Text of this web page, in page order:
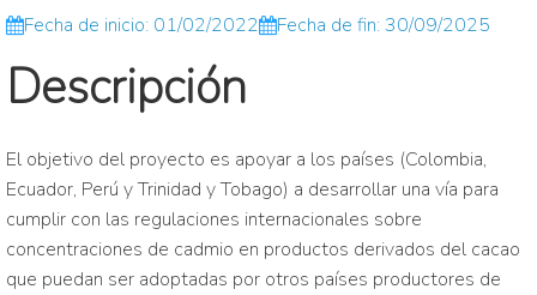
Fecha de inicio: 01/02/2022 Fecha de fin: 30/09/2025
Descripción
El objetivo del proyecto es apoyar a los países (Colombia,
Ecuador, Perú y Trinidad y Tobago) a desarrollar una vía para
cumplir con las regulaciones internacionales sobre
concentraciones de cadmio en productos derivados del cacao
que puedan ser adoptadas por otros países productores de